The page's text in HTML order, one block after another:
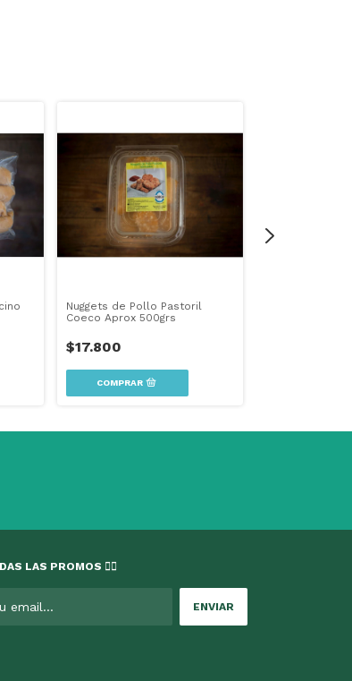
Nuggets de Pollo Pastoril
Coeco Aprox 500grs
$17.800
LAS PROMOS 👇🏻